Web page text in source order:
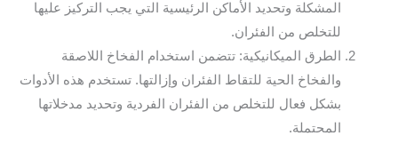
المشكلة وتحديد الأماكن الرئيسية التي يجب التركيز عليها
للتخلص من الفئران.
الطرق الميكانيكية: تتضمن استخدام الفخاخ اللاصقة
والفخاخ الحية للتقاط الفئران وإزالتها. تستخدم هذه الأدوات
بشكل فعال للتخلص من الفئران الفردية وتحديد مدخلاتها
المحتملة.